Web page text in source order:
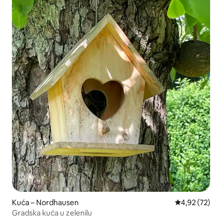
Kuća – Nordhausen Prosječna
4,92 (72)
Gradska kuća u zelenilu